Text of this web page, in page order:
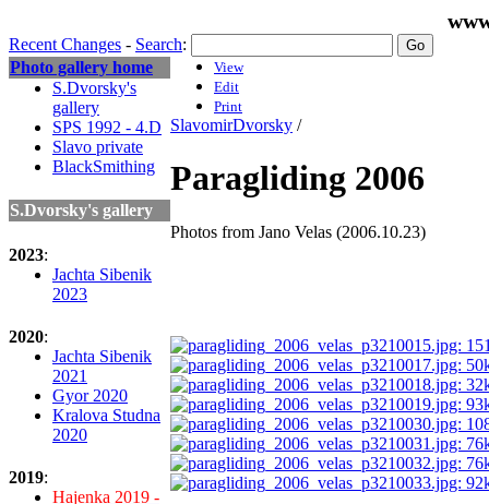
Recent Changes - Search:
Photo gallery home
S.Dvorsky's
gallery
SPS 1992 - 4.D
Slavo private
BlackSmithing
S.Dvorsky's gallery
2023:
Jachta Sibenik
2023
2020:
Jachta Sibenik
2021
Gyor 2020
Kralova Studna
2020
2019:
Hajenka 2019 -
View
Edit
Print
SlavomirDvorsky /
Paragliding 2006
Photos from Jano Velas (2006.10.23)